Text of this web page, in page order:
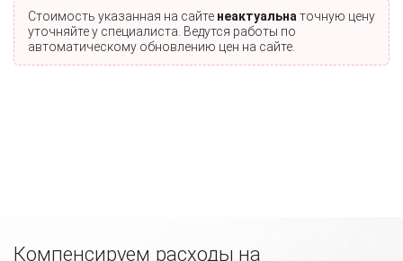
Стоимость указанная на сайте неактуальна точную цену
уточняйте у специалиста. Ведутся работы по
автоматическому обновлению цен на сайте.
Компенсируем расходы на